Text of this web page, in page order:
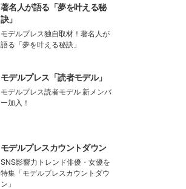
著名人が語る「夢を叶える秘
訣」
モデルプレス独自取材！著名人が
語る「夢を叶える秘訣」
モデルプレス「読者モデル」
モデルプレス読者モデル 新メンバ
ー加入！
モデルプレスカウントダウン
SNS影響力トレンド俳優・女優を
特集「モデルプレスカウントダウ
ン」